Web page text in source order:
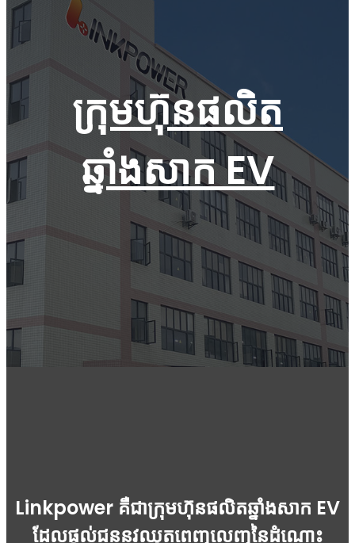
ក្រុមហ៊ុនផលិត
ឆ្នាំងសាក EV
Linkpower គឺជាក្រុមហ៊ុនផលិតឆ្នាំងសាក EV
ដែលផ្តល់ជូននូវឈុតពេញលេញនៃដំណោះ